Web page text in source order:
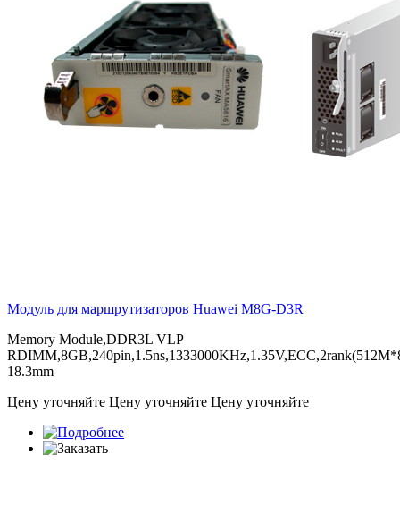
Модуль для маршрутизаторов Huawei M8G-D3R
Memory Module,DDR3L VLP
18.3mm
Цену уточняйте Цену уточняйте Цену уточняйте